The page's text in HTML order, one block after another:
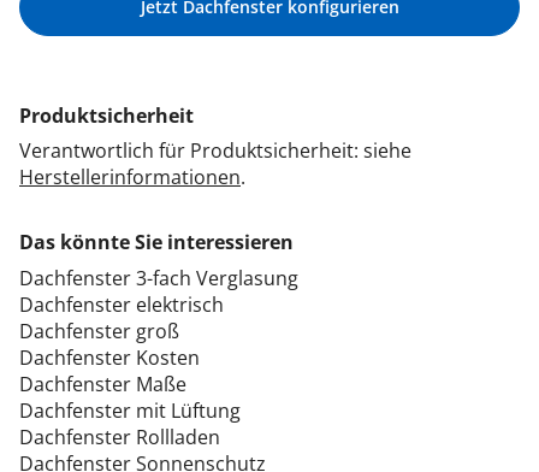
Jetzt Dachfenster konfigurieren
Produktsicherheit
Verantwortlich für Produktsicherheit: siehe
Herstellerinformationen.
Das könnte Sie interessieren
Dachfenster 3-fach Verglasung
Dachfenster elektrisch
Dachfenster groß
Dachfenster Kosten
Dachfenster Maße
Dachfenster mit Lüftung
Dachfenster Rollladen
Dachfenster Sonnenschutz